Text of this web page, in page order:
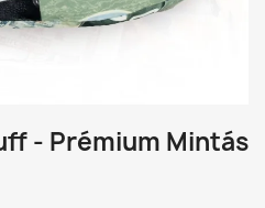
- Prémium Mintás